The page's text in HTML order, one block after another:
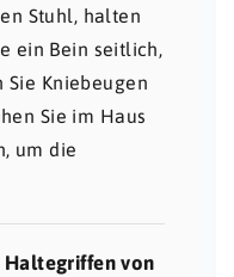
Stuhl, halten
ein Bein seitlich,
Sie Kniebeugen
Sie im Haus
um die
von